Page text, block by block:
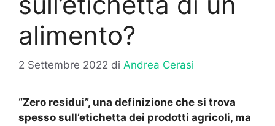
alimento?
2 Settembre 2022 di Andrea Cerasi
“Zero residui”, una definizione che si trova
spesso sull’etichetta dei prodotti agricoli, ma